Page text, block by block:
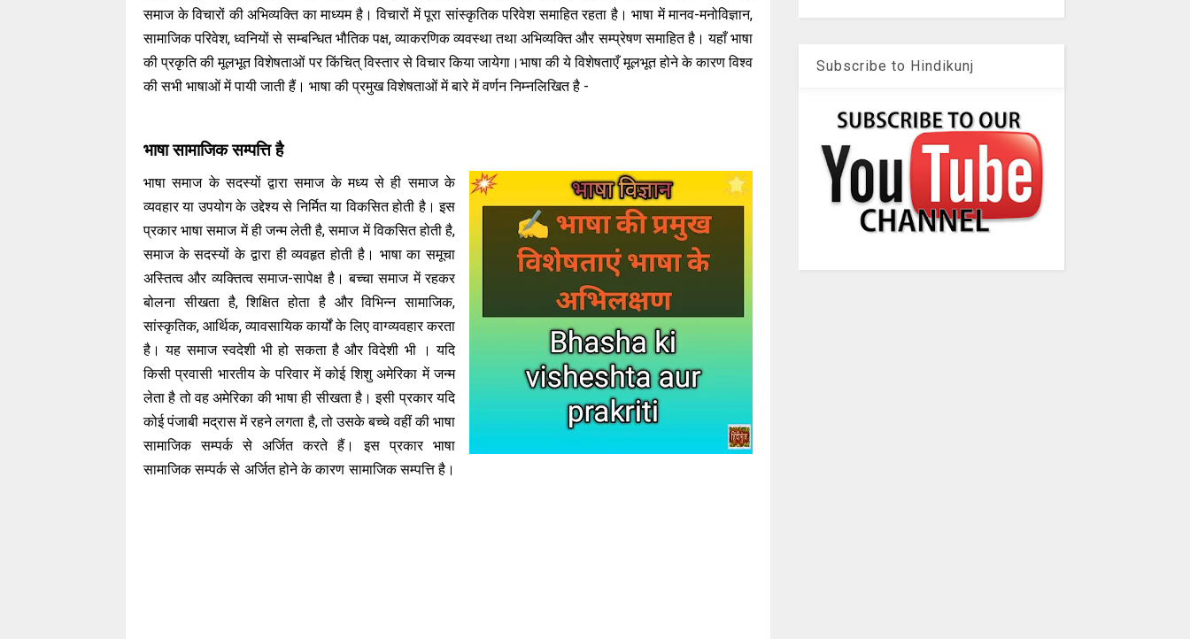
समाज के विचारों की अभिव्यक्ति का माध्यम है। विचारों में पूरा सांस्कृतिक परिवेश समाहित रहता है। भाषा में मानव-मनोविज्ञान,
सामाजिक परिवेश, ध्वनियों से सम्बन्धित भौतिक पक्ष, व्याकरणिक व्यवस्था तथा अभिव्यक्ति और सम्प्रेषण समाहित है। यहाँ भाषा
की प्रकृति की मूलभूत विशेषताओं पर किंचित् विस्तार से विचार किया जायेगा।भाषा की ये विशेषताएँ मूलभूत होने के कारण विश्व
की सभी भाषाओं में पायी जाती हैं। भाषा की प्रमुख विशेषताओं में बारे में वर्णन निम्नलिखित है -
भाषा सामाजिक सम्पत्ति है
भाषा समाज के सदस्यों द्वारा समाज के मध्य से ही समाज के
व्यवहार या उपयोग के उद्देश्य से निर्मित या विकसित होती है। इस
प्रकार भाषा समाज में ही जन्म लेती है, समाज में विकसित होती है,
समाज के सदस्यों के द्वारा ही व्यवहृत होती है। भाषा का समूचा
अस्तित्व और व्यक्तित्व समाज-सापेक्ष है। बच्चा समाज में रहकर
बोलना सीखता है, शिक्षित होता है और विभिन्न सामाजिक,
सांस्कृतिक, आर्थिक, व्यावसायिक कार्यों के लिए वाग्व्यवहार करता
है। यह समाज स्वदेशी भी हो सकता है और विदेशी भी । यदि
किसी प्रवासी भारतीय के परिवार में कोई शिशु अमेरिका में जन्म
लेता है तो वह अमेरिका की भाषा ही सीखता है। इसी प्रकार यदि
कोई पंजाबी मद्रास में रहने लगता है, तो उसके बच्चे वहीं की भाषा
सामाजिक सम्पर्क से अर्जित करते हैं। इस प्रकार भाषा
सामाजिक सम्पर्क से अर्जित होने के कारण सामाजिक सम्पत्ति है।
Subscribe to Hindikunj